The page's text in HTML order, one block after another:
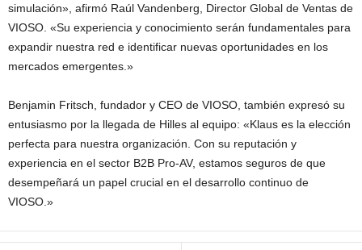
simulación», afirmó Raúl Vandenberg, Director Global de Ventas de
VIOSO. «Su experiencia y conocimiento serán fundamentales para
expandir nuestra red e identificar nuevas oportunidades en los
mercados emergentes.»
Benjamin Fritsch, fundador y CEO de VIOSO, también expresó su
entusiasmo por la llegada de Hilles al equipo: «Klaus es la elección
perfecta para nuestra organización. Con su reputación y
experiencia en el sector B2B Pro-AV, estamos seguros de que
desempeñará un papel crucial en el desarrollo continuo de
VIOSO.»